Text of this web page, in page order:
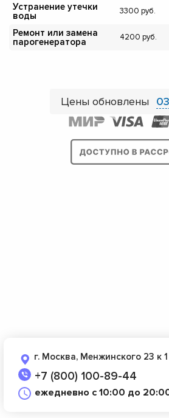
Устранение утечки
воды
3300
Ремонт или замена
парогенератора
4200
Цены обновлены
г. Москва, Менжинского 23 к 1
+7 (800) 100-89-44
ежедневно с 10:00 до